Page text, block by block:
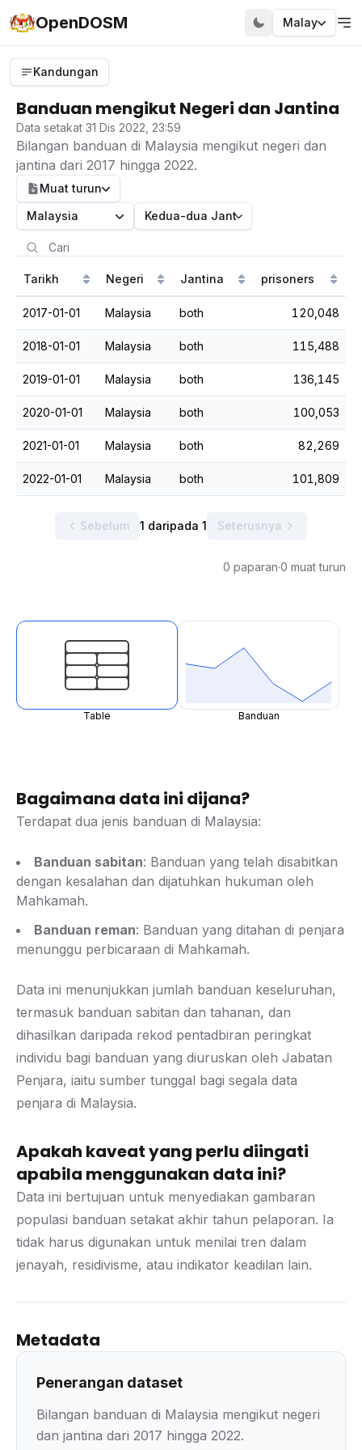
OpenDOSM Malay
Kandungan
Banduan mengikut Negeri dan Jantina
Data setakat 31 Dis 2022, 23:59
Bilangan banduan di Malaysia mengikut negeri dan
jantina dari 2017 hingga 2022.
Muat turun
Malaysia
Kedua-dua Jantina
Tarikh Negeri Jantina prisoners
2017-01-01 Malaysia both 120,048
2018-01-01 Malaysia both 115,488
2019-01-01 Malaysia both 136,145
2020-01-01 Malaysia both 100,053
2021-01-01 Malaysia both 82,269
2022-01-01 Malaysia both 101,809
Sebelum 1 daripada 1 Seterusnya
0 paparan·0 muat turun
Table Banduan
Bagaimana data ini dijana?
Terdapat dua jenis banduan di Malaysia:
Banduan sabitan: Banduan yang telah disabitkan
dengan kesalahan dan dijatuhkan hukuman oleh
Mahkamah.
Banduan reman: Banduan yang ditahan di penjara
menunggu perbicaraan di Mahkamah.
Data ini menunjukkan jumlah banduan keseluruhan,
termasuk banduan sabitan dan tahanan, dan
dihasilkan daripada rekod pentadbiran peringkat
individu bagi banduan yang diuruskan oleh Jabatan
Penjara, iaitu sumber tunggal bagi segala data
penjara di Malaysia.
Apakah kaveat yang perlu diingati
apabila menggunakan data ini?
Data ini bertujuan untuk menyediakan gambaran
populasi banduan setakat akhir tahun pelaporan. Ia
tidak harus digunakan untuk menilai tren dalam
jenayah, residivisme, atau indikator keadilan lain.
Metadata
Penerangan dataset
Bilangan banduan di Malaysia mengikut negeri
dan jantina dari 2017 hingga 2022.